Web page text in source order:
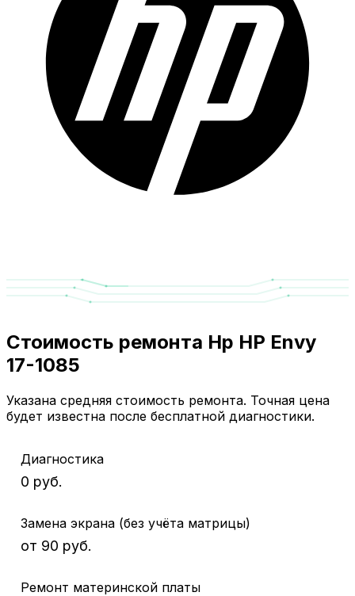
Стоимость ремонта Hp HP Envy
17-1085
Указана средняя стоимость ремонта. Точная цена
будет известна после бесплатной диагностики.
Диагностика
0 руб.
Замена экрана (без учёта матрицы)
от 90 руб.
Ремонт материнской платы